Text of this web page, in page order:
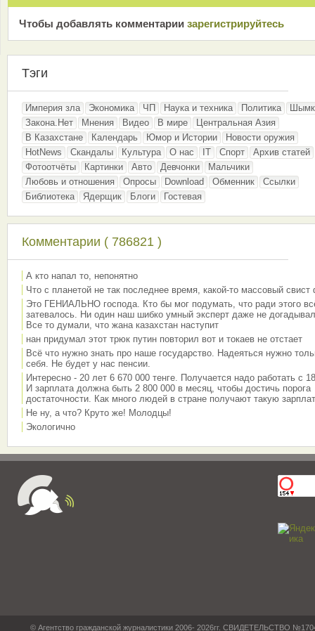
Чтобы добавлять комментарии зарeгиcтрирyйтeсь
Тэги
Империя зла Экономика ЧП Наука и техника Политика
Закона.Нет
Мнения Видео В мире
Центральная Азия
В Казахстане
Календарь Юмор и Истории
Новости оружия
HotNews
Скандалы Культура О нас IT Спорт
Архив статей
Фотоотчёты
Картинки Авто Девчонки
Мальчики
Любовь и отношения
Опросы Download Обменник
Ссылки
Библиотека
Ядерщик Блоги Гостевая
Комментарии ( 786821 )
А кто напал то, непонятно
Что с планетой не так последнее время, какой-то массовый свист
Это ГЕНИАЛЬНО господа. Кто бы мог подумать, что ради этого
затевалось. Ни один наш шибко умный эксперт даже не
Все то думали, что жана казахстан наступит
нан придумал этот трюк путин повторил вот и токаев не отстает
Всё что нужно знать про наше государство. Надеяться нужно
себя. Не будет у нас пенсии.
Интересно - 20 лет 6 670 000 тенге. Получается надо работать с
И зарплата должна быть 2 800 000 в месяц, чтобы достичь порога
достаточности. Как много людей в стране получают такую
Не ну, а что? Круто же! Молодцы!
Экологично
© Агентство гражданской журналистики 2006- 2026гг. СВИДЕТЕЛЬСТВО